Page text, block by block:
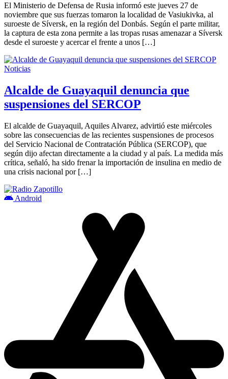
El Ministerio de Defensa de Rusia informó este jueves 27 de
noviembre que sus fuerzas tomaron la localidad de Vasiukivka, al
suroeste de Síversk, en la región del Donbás. Según el parte militar,
la captura de esta zona permite a las tropas rusas amenazar a Síversk
desde el suroeste y acercar el frente a unos […]
Noticias
Alcalde de Guayaquil denuncia que
suspensiones del SERCOP
El alcalde de Guayaquil, Aquiles Alvarez, advirtió este miércoles
sobre las consecuencias de las recientes suspensiones de procesos
del Servicio Nacional de Contratación Pública (SERCOP), que
según dijo afectan directamente a la ciudad y al país. La medida más
crítica, señaló, ha sido frenar la importación de insulina en medio de
una crisis nacional por […]
Android